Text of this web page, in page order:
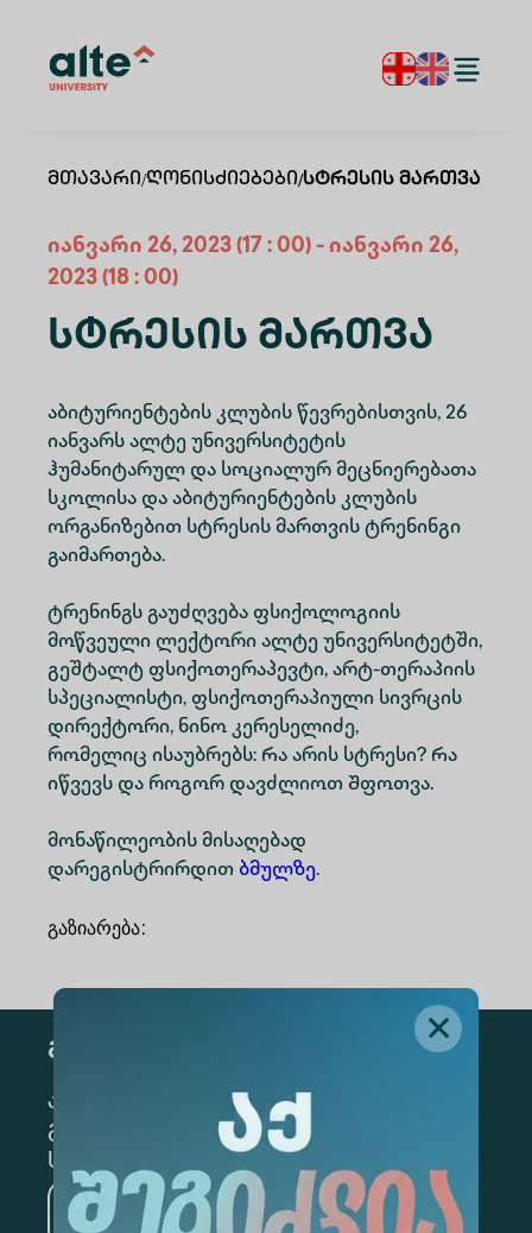
Მთავარი/Ღონისძიებები/Სტრესის Მართვა
იანვარი 26, 2023 (17 : 00) - იანვარი 26,
2023 (18 : 00)
Სტრესის Მართვა
აბიტურიენტების კლუბის წევრებისთვის, 26
იანვარს ალტე უნივერსიტეტის
ჰუმანიტარულ და სოციალურ მეცნიერებათა
სკოლისა და აბიტურიენტების კლუბის
ორგანიზებით სტრესის მართვის ტრენინგი
გაიმართება.
ტრენინგს გაუძღვება ფსიქოლოგიის
მოწვეული ლექტორი ალტე უნივერსიტეტში,
გეშტალტ ფსიქოთერაპევტი, არტ-თერაპიის
სპეციალისტი, ფსიქოთერაპიული სივრცის
დირექტორი, ნინო კერესელიძე,
რომელიც ისაუბრებს: Რა არის სტრესი? Რა
იწვევს და როგორ დავძლიოთ Შფოთვა.
მონაწილეობის მისაღებად
დარეგისტრირდით ბმულზე.
გაზიარება:
გამოწერა
კონკრეტული მიმართულების
გამოსაწერად, მონიშნეთ შესაბამისი
სექცია
მედიცინა ბიზნესი